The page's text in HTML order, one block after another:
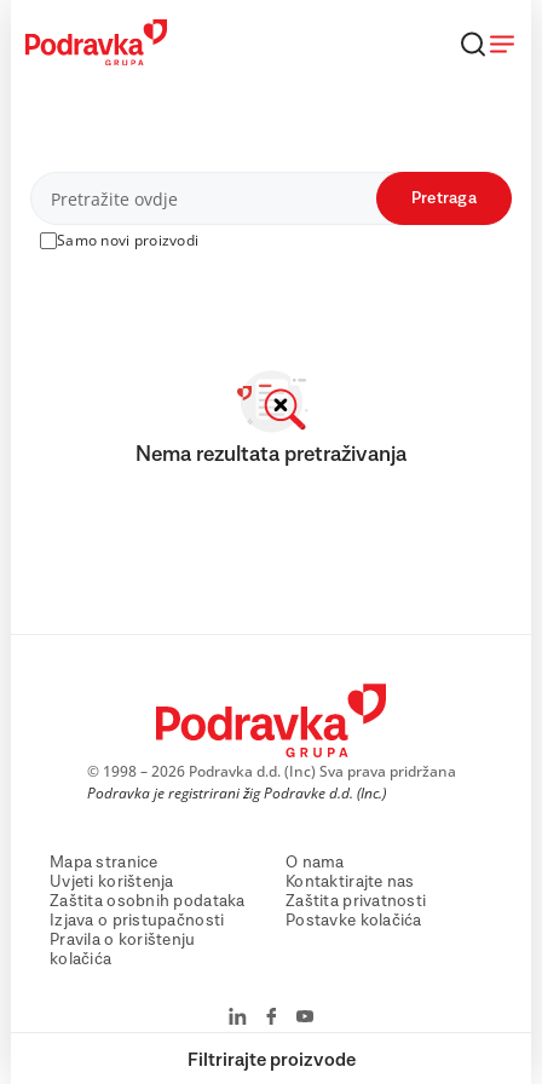
content
Proizvodi
Samo novi proizvodi
Pretraga
Filtrirajte proizvode
Nema rezultata pretraživanja
© 1998 – 2026 Podravka d.d. (Inc) Sva prava pridržana
Podravka je registrirani žig Podravke d.d. (Inc.)
Mapa stranice
Uvjeti korištenja
Zaštita osobnih podataka
Izjava o pristupačnosti
Pravila o korištenju
kolačića
O nama
Kontaktirajte nas
Zaštita privatnosti
Postavke kolačića